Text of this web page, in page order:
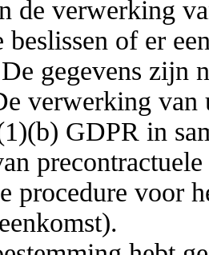
de verwerking
beslissen of er
gegevens zijn
verwerking van
GDPR in
procedure voor